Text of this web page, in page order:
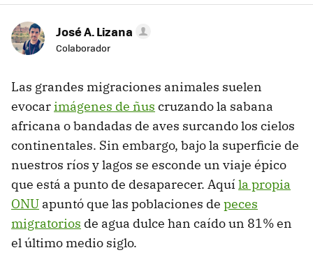
José A. Lizana
Colaborador
Las grandes migraciones animales suelen
evocarimágenes de ñus cruzando la sabana
africana o bandadas de aves surcando los cielos
continentales. Sin embargo, bajo la superficie de
nuestros ríos y lagos se esconde un viaje épico
que está a punto de desaparecer. Aquí la propia
ONU apuntó que las poblaciones de peces
migratorios de agua dulce han caído un 81% en
el último medio siglo.